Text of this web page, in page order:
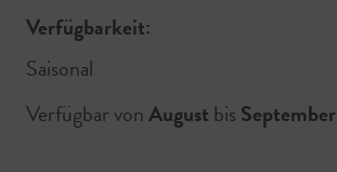
Verfügbarkeit:
Saisonal
Verfügbar vonAugust bis September